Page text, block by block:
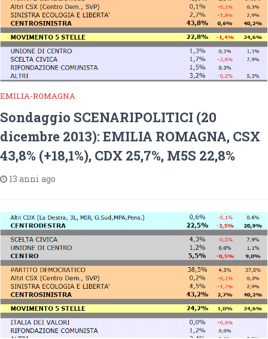
EMILIA-ROMAGNA
Sondaggio SCENARIPOLITICI (20
dicembre 2013): EMILIA ROMAGNA, CSX
43,8% (+18,1%), CDX 25,7%, M5S 22,8%
13 anni ago